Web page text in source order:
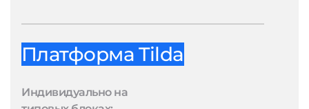
Платформа Tilda
Индивидуально на